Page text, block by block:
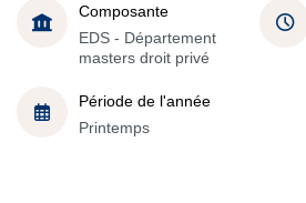
Composante
EDS - Département
masters droit privé
Période de l'année
Printemps